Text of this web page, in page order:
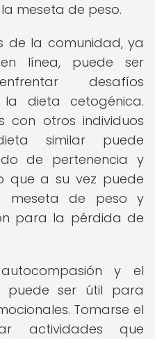
meseta de peso.
de la comunidad, ya
línea, puede ser
desafíos
la dieta cetogénica.
con otros individuos
similar puede
de pertenencia y
que a su vez puede
meseta de peso y
para la pérdida de
y el
puede ser útil para
Tomarse el
actividades que